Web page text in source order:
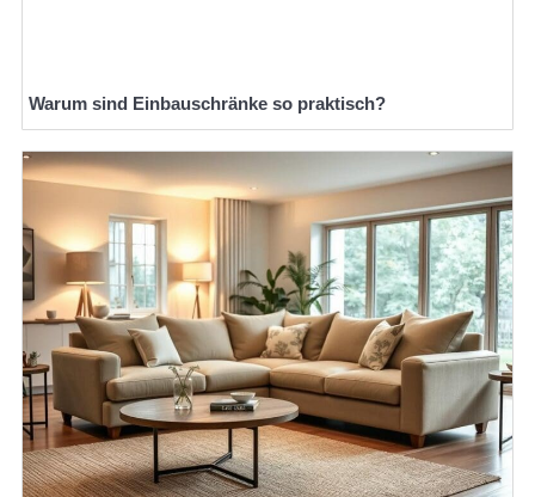
Warum sind Einbauschränke so praktisch?